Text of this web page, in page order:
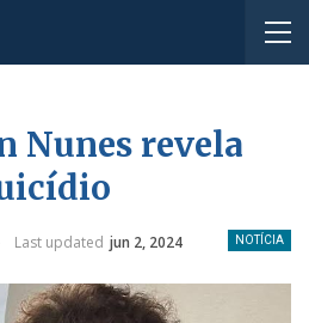
Nunes revela
NOTÍCIA
Last updated jun 2, 2024